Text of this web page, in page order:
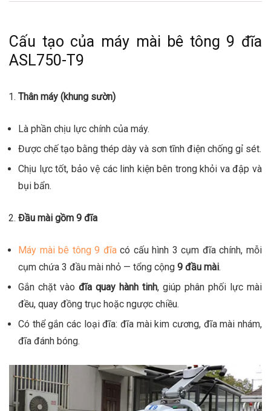
Cấu tạo của máy mài bê tông 9 đĩa
ASL750-T9
Thân máy (khung sườn)
Là phần chịu lực chính của máy.
Được chế tạo bằng thép dày và sơn tĩnh điện chống gỉ sét.
Chịu lực tốt, bảo vệ các linh kiện bên trong khỏi va đập và
bụi bẩn.
Đầu mài gồm 9 đĩa
Máy mài bê tông 9 đĩacó cấu hình 3 cụm đĩa chính, mỗi
cụm chứa 3 đầu mài nhỏ — tổng cộng 9 đầu mài.
Gắn chặt vào đĩa quay hành tinh, giúp phân phối lực mài
đều, quay đồng trục hoặc ngược chiều.
Có thể gắn các loại đĩa: đĩa mài kim cương, đĩa mài nhám,
đĩa đánh bóng.